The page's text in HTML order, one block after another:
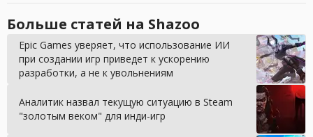
Больше статей на Shazoo
Epic Games уверяет, что использование ИИ
при создании игр приведет к ускорению
разработки, а не к увольнениям
Аналитик назвал текущую ситуацию в Steam
"золотым веком" для инди-игр